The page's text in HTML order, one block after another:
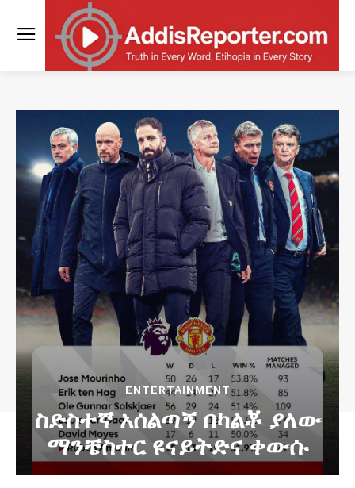
ENTERTAINMENT
ስድስተኛ አሰልጣኝ በካልቾ ያለው
ማንቼስተር ዩናይትድና ቀውሱ